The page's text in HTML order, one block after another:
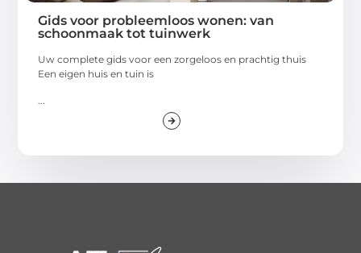
Gids voor probleemloos wonen: van
schoonmaak tot tuinwerk
Uw complete gids voor een zorgeloos en prachtig thuis
Een eigen huis en tuin is